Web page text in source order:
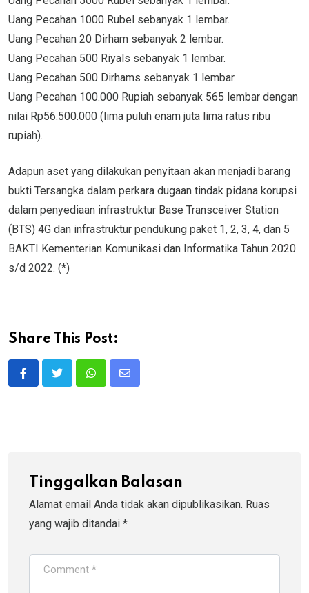
Uang Pecahan 1000 Rubel sebanyak 1 lembar.
Uang Pecahan 20 Dirham sebanyak 2 lembar.
Uang Pecahan 500 Riyals sebanyak 1 lembar.
Uang Pecahan 500 Dirhams sebanyak 1 lembar.
Uang Pecahan 100.000 Rupiah sebanyak 565 lembar dengan
nilai Rp56.500.000 (lima puluh enam juta lima ratus ribu
rupiah).
Adapun aset yang dilakukan penyitaan akan menjadi barang
bukti Tersangka dalam perkara dugaan tindak pidana korupsi
dalam penyediaan infrastruktur Base Transceiver Station
(BTS) 4G dan infrastruktur pendukung paket 1, 2, 3, 4, dan 5
BAKTI Kementerian Komunikasi dan Informatika Tahun 2020
s/d 2022. (*)
Share This Post:
WhatsappShare
Tinggalkan Balasan
Alamat email Anda tidak akan dipublikasikan. Ruas
yang wajib ditandai *